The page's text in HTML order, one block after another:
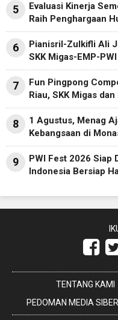
5
Evaluasi Kinerja
Raih Penghargaan
6
Pianisril-Zulkifli Ali
SKK Migas-EMP-
7
Fun Pingpong
Riau, SKK Migas dan
8
1 Agustus, Menag
Kebangsaan di
9
PWI Fest 2026 Siap
Indonesia Bersiap
TENTANG KAMI
PEDOMAN MEDIA SIBER